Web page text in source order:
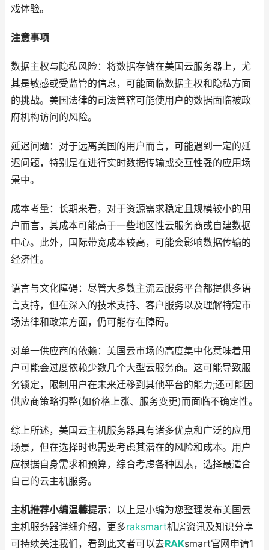
戏体验。
注意事项
数据主权与隐私风险：将数据存储在美国云服务器上，尤
其是敏感或受监管的信息，可能面临数据主权和隐私方面
的挑战。美国法律的司法管辖可能使用户的数据面临被政
府机构访问的风险。
延迟问题：对于远离美国的用户而言，可能遇到一定的延
迟问题，特别是在进行实时数据传输或交互性强的应用场
景中。
成本考量：长期来看，对于资源需求稳定且规模较小的用
户而言，其成本可能高于一些地区性云服务商或自建数据
中心。此外，国际带宽成本较高，可能会影响数据传输的
经济性。
语言与文化障碍：尽管大多数主流云服务平台都提供多语
言支持，但在深入的技术支持、客户服务以及理解特定市
场法律和政策方面，仍可能存在障碍。
对单一供应商的依赖：美国云市场的高度集中化意味着用
户可能会过度依赖少数几个大型云服务商。这可能导致服
务锁定，限制用户在未来迁移到其他平台的能力;还可能因
供应商策略调整(如价格上涨、服务变更)而面临不确定性。
综上所述，美国云主机服务器具有诸多优点和广泛的应用
场景，但在选择时也需要考虑其潜在的风险和成本。用户
应根据自身需求和预算，综合考虑各种因素，选择最适合
自己的云主机服务。
主机推荐小编温馨提示： 以上是小编为您整理发布美国云
主机服务器详细介绍，更多raksmart机房资讯及知识分享
可持续关注我们，看到此文者可以去RAKsmart官网申请1